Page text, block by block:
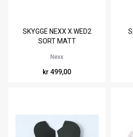
SKYGGE NEXX X.WED2
SORT MATT
Nexx
kr 499,00